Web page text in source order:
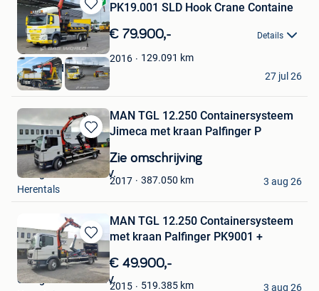
Bewaren
in
Mijn
Favorieten
PK19.001 SLD Hook Crane Containe
€ 79.900,- Details
2016 129.091 km
BAS World B.V.
Veghel
27 jul 26
Bewaren
in
Mijn
Favorieten
MAN TGL 12.250 Containersysteem
Jimeca met kraan Palfinger P
Zie omschrijving
2017 387.050 km
Garage Cevoman N.V.
Herentals
3 aug 26
Bewaren
in
Mijn
Favorieten
MAN TGL 12.250 Containersysteem
met kraan Palfinger PK9001 +
€ 49.900,-
2015 519.385 km
Garage Cevoman N.V.
3 aug 26